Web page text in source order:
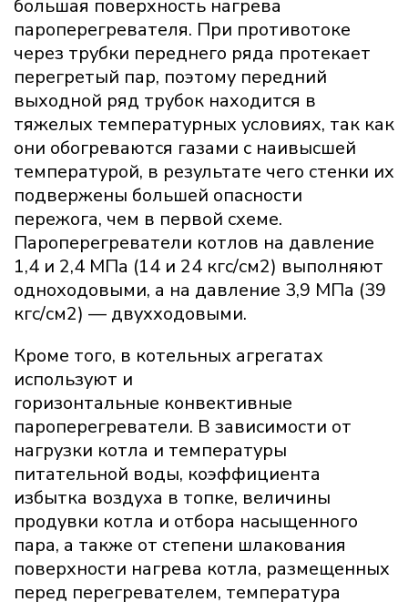
большая поверхность нагрева
пароперегревателя. При противотоке
через трубки переднего ряда протекает
перегретый пар, поэтому передний
выходной ряд трубок находится в
тяжелых температурных условиях, так как
они обогреваются газами с наивысшей
температурой, в результате чего стенки их
подвержены большей опасности
пережога, чем в первой схеме.
Пароперегреватели котлов на давление
1,4 и 2,4 МПа (14 и 24 кгс/см2) выполняют
одноходовыми, а на давление 3,9 МПа (39
кгс/см2) — двухходовыми.
Кроме того, в котельных агрегатах
используют и
горизонтальные конвективные
пароперегреватели. В зависимости от
нагрузки котла и температуры
питательной воды, коэффициента
избытка воздуха в топке, величины
продувки котла и отбора насыщенного
пара, а также от степени шлакования
поверхности нагрева котла, размещенных
перед перегревателем, температура